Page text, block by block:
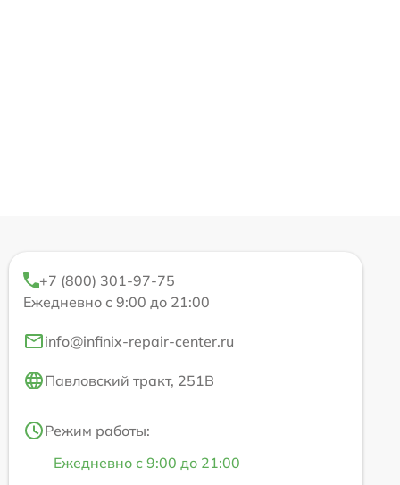
+7 (800) 301-97-75
Ежедневно с 9:00 до 21:00
info@infinix-repair-center.ru
Павловский тракт, 251В
Режим работы:
Ежедневно с 9:00 до 21:00